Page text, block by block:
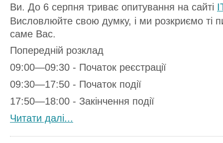
Ви. До 6 серпня триває опитування на сайті
Висловлюйте свою думку, і ми розкриємо ті
саме Вас.
Попередній розклад
09:00—09:30 - Початок реєстрації
09:30—17:50 - Початок події
17:50—18:00 - Закінчення події
Читати далi...